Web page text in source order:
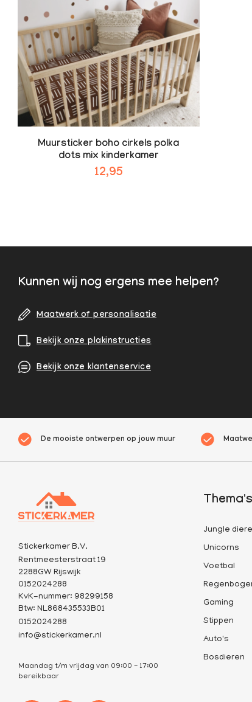
Muursticker boho cirkels polka
dots mix kinderkamer
12,95
Kunnen wij nog ergens mee helpen?
Maatwerk of personalisatie
Bekijk onze plakinstructies
Bekijk onze klantenservice
De mooiste ontwerpen op jouw muur
Stickerkamer B.V.
Rentmeesterstraat 19
2288GW Rijswijk
0152024288
KvK-nummer: 98299158
Btw: NL868435533B01
0152024288
info@stickerkamer.nl
Maandag t/m vrijdag van 09:00 - 17:00
bereikbaar
Thema's
Jungle
Unicorns
Voetbal
Gaming
Stippen
Auto's
Bosdieren